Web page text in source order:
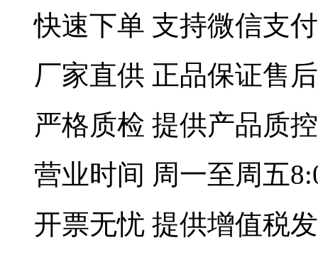
快速下单 支持微信支付
厂家直供 正品保证售
严格质检 提供产品质
营业时间 周一至周五
开票无忧 提供增值税